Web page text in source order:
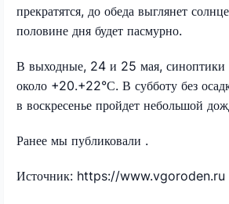
прекратятся, до обеда выглянет
половине дня будет пасмурно.
В выходные, 24 и 25 мая, синоптики
около +20.+22°С. В субботу без
в воскресенье пройдет небольшой
Ранее мы публиковали .
Источник: https://www.vgoroden.ru